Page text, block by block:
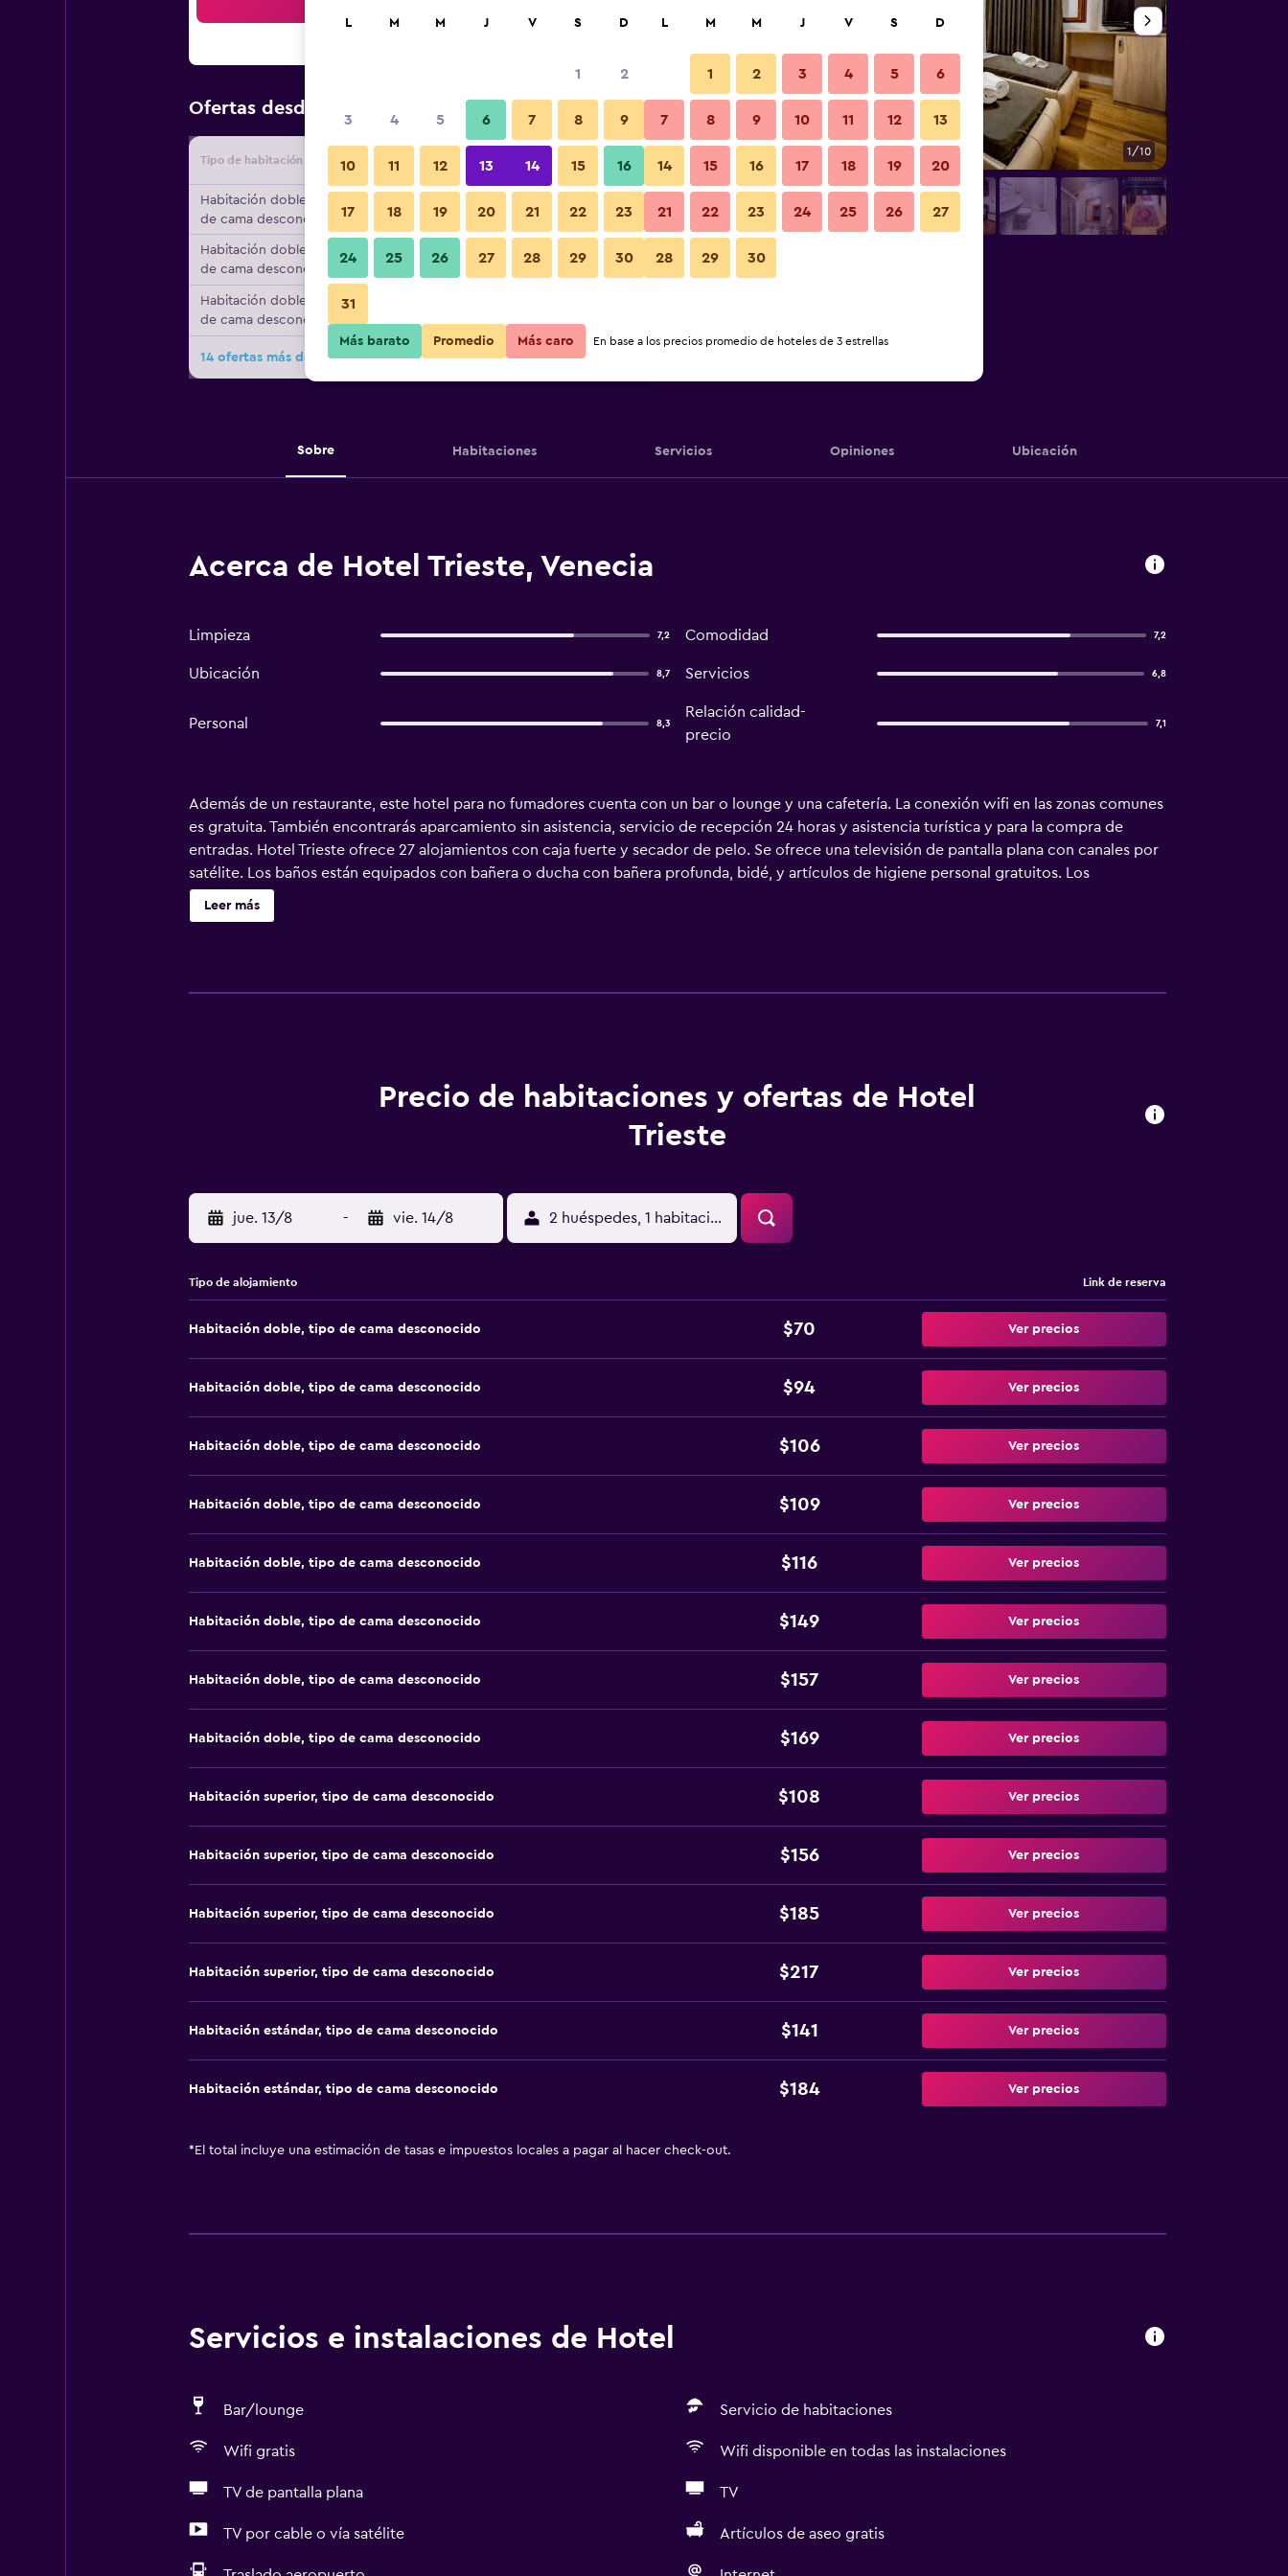
Ofertas desde Oferta más barata de precio por noche
Tipo de habitación Proveedor Total noche
Habitación doble, tipo
de cama desconocido
$70 Ver oferta
Habitación doble, tipo
de cama desconocido
$94 Ver oferta
Habitación doble, tipo
de cama desconocido
14 ofertas más de Hotel Trieste
Habitación 1/10
Fotos
Sobre Habitaciones Servicios Opiniones Ubicación
Acerca de Hotel Trieste, Venecia
Limpieza 7,2 Comodidad 7,2
Ubicación 8,7 Servicios 6,8
Personal 8,3
Relación calidad-
precio
7,1
Además de un restaurante, este hotel para no fumadores cuenta con un bar o lounge y una cafetería. La conexión wifi en las zonas comunes
es gratuita. También encontrarás aparcamiento sin asistencia, servicio de recepción 24 horas y asistencia turística y para la compra de
entradas. Hotel Trieste ofrece 27 alojamientos con caja fuerte y secador de pelo. Se ofrece una televisión de pantalla plana con canales por
satélite. Los baños están equipados con bañera o ducha con bañera profunda, bidé, y artículos de higiene personal gratuitos. Los
huéspedes pueden navegar por la web gracias a nuestro acceso a Internet wifi gratis. Los servicios para las personas de negocios incluyen
escritorio y teléfono. Se ofrece servicio de limpieza todos los días.
Leer más
Precio de habitaciones y ofertas de Hotel
Trieste
jue. 13/8 - vie. 14/8 2 huéspedes, 1 habitación
Tipo de alojamiento Link de reserva
Habitación doble, tipo de cama desconocido $70 Ver precios
Habitación doble, tipo de cama desconocido $94 Ver precios
Habitación doble, tipo de cama desconocido $106 Ver precios
Habitación doble, tipo de cama desconocido $109 Ver precios
Habitación doble, tipo de cama desconocido $116 Ver precios
Habitación doble, tipo de cama desconocido $149 Ver precios
Habitación doble, tipo de cama desconocido $157 Ver precios
Habitación doble, tipo de cama desconocido $169 Ver precios
Habitación superior, tipo de cama desconocido $108 Ver precios
Habitación superior, tipo de cama desconocido $156 Ver precios
Habitación superior, tipo de cama desconocido $185 Ver precios
Habitación superior, tipo de cama desconocido $217 Ver precios
Habitación estándar, tipo de cama desconocido $141 Ver precios
Habitación estándar, tipo de cama desconocido $184 Ver precios
* El total incluye una estimación de tasas e impuestos locales a pagar al hacer check-out.
Servicios e instalaciones de Hotel
Bar/lounge Servicio de habitaciones
Wifi gratis Wifi disponible en todas las instalaciones
TV de pantalla plana TV
TV por cable o vía satélite Artículos de aseo gratis
L M M J V S D
1 2
3 4 5 6 7 8 9
10 11 12 13 14 15 16
17 18 19 20 21 22 23
24 25 26 27 28 29 30
31
L M M J V S D
1 2 3 4 5 6
7 8 9 10 11 12 13
14 15 16 17 18 19 20
21 22 23 24 25 26 27
28 29 30
Más barato Promedio Más caro En base a los precios promedio de hoteles de 3 estrellas